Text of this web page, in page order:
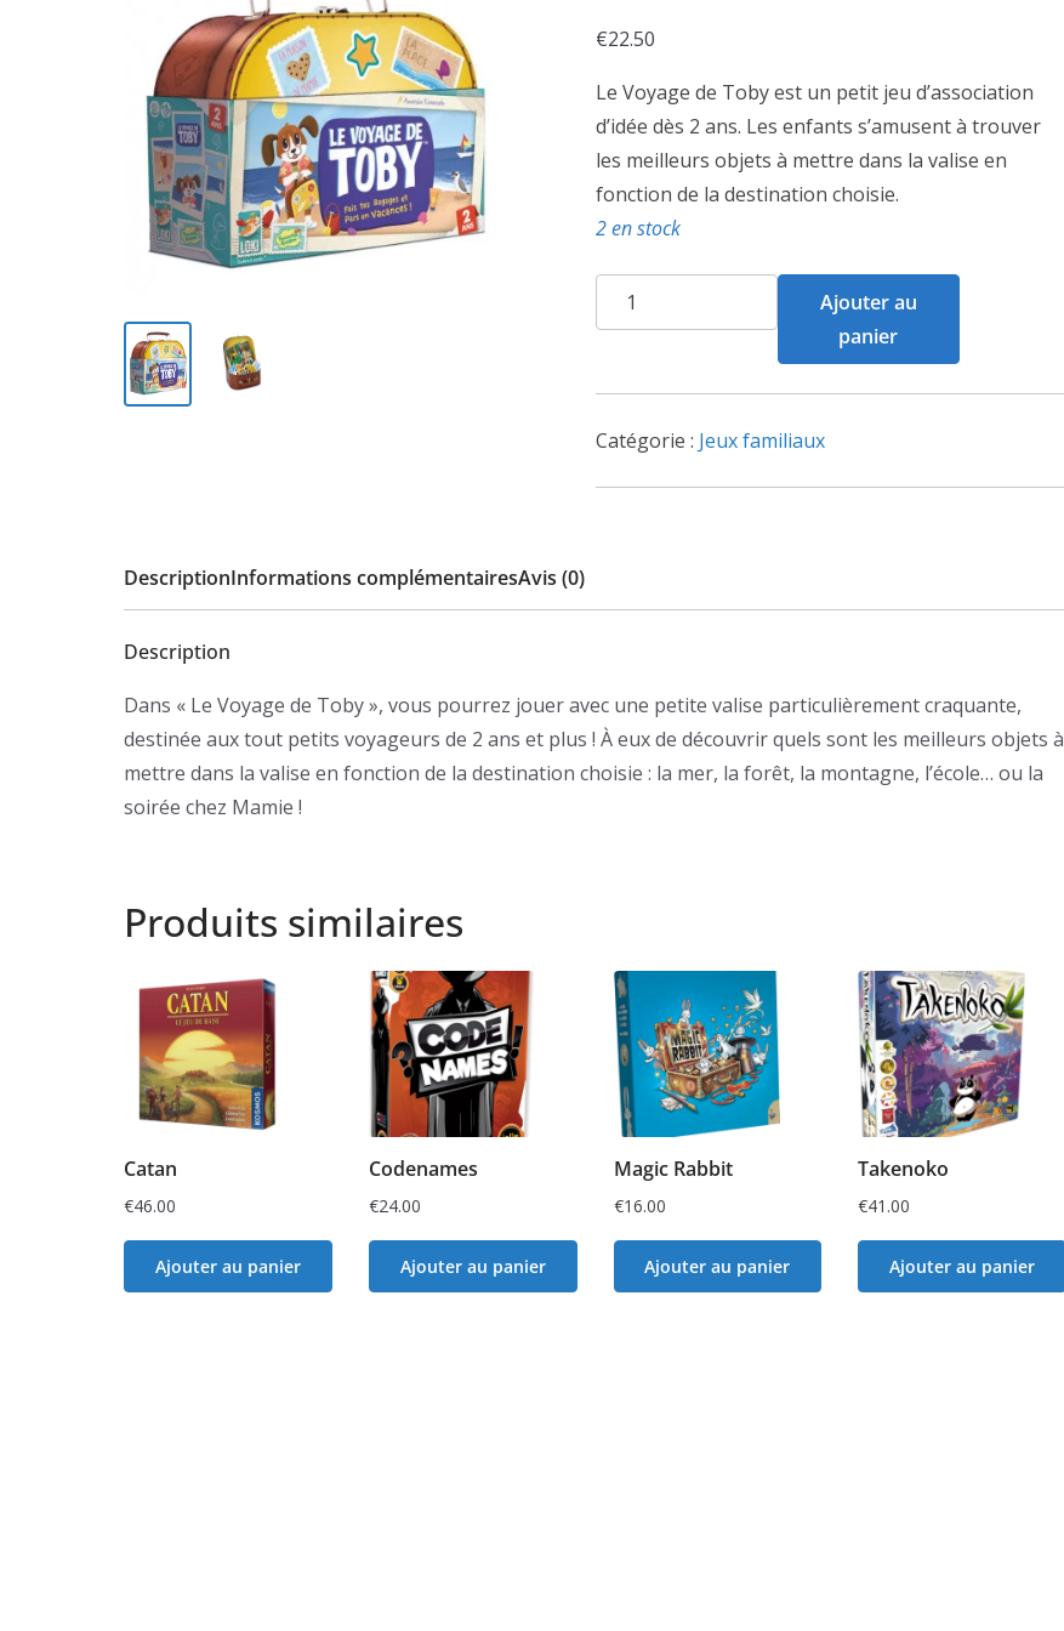
€22.50
Le Voyage de Toby est un petit jeu d’association
d’idée dès 2 ans. Les enfants s’amusent à trouver
les meilleurs objets à mettre dans la valise en
fonction de la destination choisie.
2 en stock
quantité
de
Voyage
Toby
Ajouter au
panier
Catégorie : Jeux familiaux
DescriptionInformations complémentairesAvis (0)
Description
Dans « Le Voyage de Toby », vous pourrez jouer avec une petite valise particulièrement craquante,
destinée aux tout petits voyageurs de 2 ans et plus ! À eux de découvrir quels sont les meilleurs objets à
mettre dans la valise en fonction de la destination choisie : la mer, la forêt, la montagne, l’école… ou la
soirée chez Mamie !
Produits similaires
Catan
€46.00
Ajouter au panier
Codenames
€24.00
Ajouter au panier
Magic Rabbit
€16.00
Ajouter au panier
Takenoko
€41.00
Ajouter au panier